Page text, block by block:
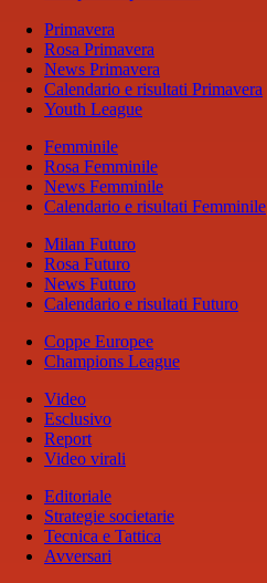
Primavera
Rosa Primavera
News Primavera
Calendario e risultati Primavera
Youth League
Femminile
Rosa Femminile
News Femminile
Calendario e risultati Femminile
Milan Futuro
Rosa Futuro
News Futuro
Calendario e risultati Futuro
Coppe Europee
Champions League
Video
Esclusivo
Report
Video virali
Editoriale
Strategie societarie
Tecnica e Tattica
Avversari